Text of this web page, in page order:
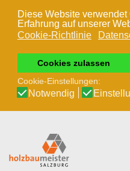
Diese Website
Erfahrung auf unserer
Cookie-Richtlinie
Cookies zulassen
Cookie-Einstellungen:
Notwendig
Zum Hauptinhalt